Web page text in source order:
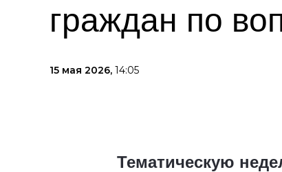
граждан по
15 мая 2026, 14:05
Тематическую